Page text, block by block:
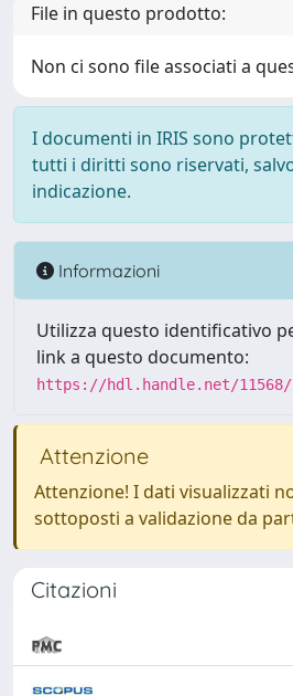
File in questo prodotto:
Non ci sono file associati a
I documenti in IRIS sono
tutti i diritti sono riservati,
indicazione.
Informazioni
Utilizza questo identificativo
link a questo documento:
https://hdl.handle.net/11568/
Attenzione
Attenzione! I dati visualizzati
sottoposti a validazione da
Citazioni